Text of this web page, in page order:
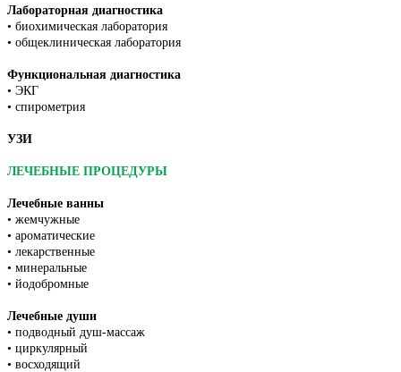
Лабораторная диагностика
• биохимическая лаборатория
• общеклиническая лаборатория
Функциональная диагностика
• ЭКГ
• спирометрия
УЗИ
ЛЕЧЕБНЫЕ ПРОЦЕДУРЫ
Лечебные ванны
• жемчужные
• ароматические
• лекарственные
• минеральные
• йодобромные
Лечебные души
• подводный душ-массаж
• циркулярный
• восходящий